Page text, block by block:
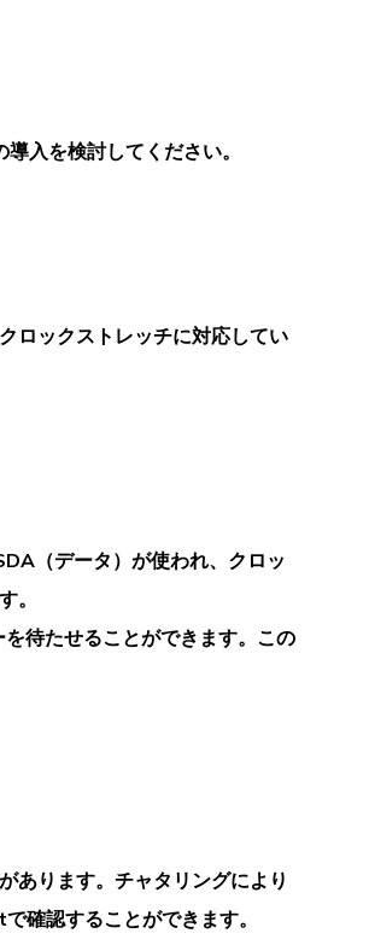
入を検討してください。
クロックストレッチに対応してい
（データ）が使われ、クロッ
。
待たせることができます。この
あります。チャタリングにより
確認することができます。